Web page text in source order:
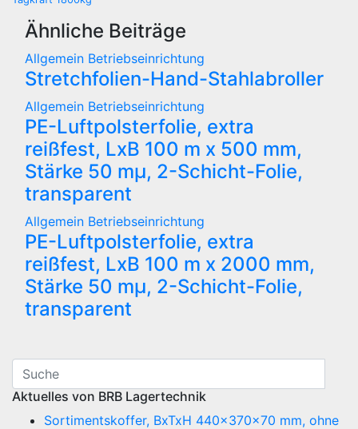
Ähnliche Beiträge
Allgemein Betriebseinrichtung
Stretchfolien-Hand-Stahlabroller
Allgemein Betriebseinrichtung
PE-Luftpolsterfolie, extra
reißfest, LxB 100 m x 500 mm,
Stärke 50 mµ, 2-Schicht-Folie,
transparent
Allgemein Betriebseinrichtung
PE-Luftpolsterfolie, extra
reißfest, LxB 100 m x 2000 mm,
Stärke 50 mµ, 2-Schicht-Folie,
transparent
Aktuelles von BRB Lagertechnik
Sortimentskoffer, BxTxH 440x370x70 mm, ohne